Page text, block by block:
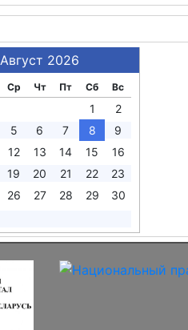
Август 2026
Ср Чт Пт Сб Вс
1
2
5 6 7 8
9
12 13 14 15
16
19 20 21 22
23
26 27 28 29
30